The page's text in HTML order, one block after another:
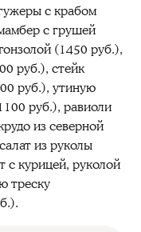
с крабом
с грушей
(1450 руб.),
руб.), стейк
руб.), утиную
руб.), равиоли
из северной
из руколы
с курицей, руколой
треску